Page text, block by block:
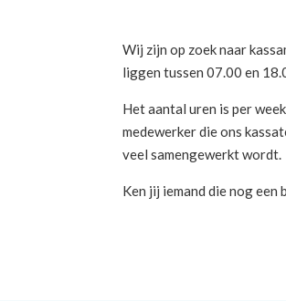
Wij zijn op zoek naar
liggen tussen 07.00 en
Het aantal uren is per
medewerker die ons
veel samengewerkt wordt.
Ken jij iemand die nog een